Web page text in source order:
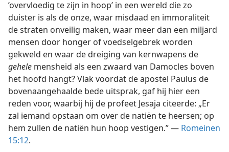
’overvloedig te zijn in hoop’ in een wereld die zo
duister is als de onze, waar misdaad en immoraliteit
de straten onveilig maken, waar meer dan een miljard
mensen door honger of voedselgebrek worden
gekweld en waar de dreiging van kernwapens de
gehele mensheid als een zwaard van Damocles boven
het hoofd hangt? Vlak voordat de apostel Paulus de
bovenaangehaalde bede uitsprak, gaf hij hier een
reden voor, waarbij hij de profeet Jesaja citeerde: „Er
zal iemand opstaan om over de natiën te heersen; op
hem zullen de natiën hun hoop vestigen.” — Romeinen
15:12.